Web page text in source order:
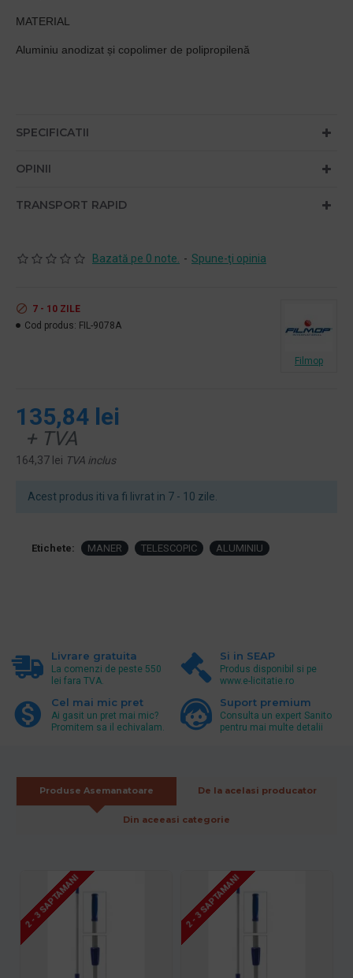
MATERIAL
Aluminiu anodizat și copolimer de polipropilenă
SPECIFICATII
OPINII
TRANSPORT RAPID
Acest produs iti va fi livrat in 7 - 10 zile.
Bazată pe 0 note. - Spune-ţi opinia
135,84 lei
+ TVA
164,37 lei TVA inclus
7 - 10 ZILE
Cod produs: FIL-9078A
Filmop
Etichete: MANER TELESCOPIC ALUMINIU
Livrare gratuita
La comenzi de peste 550
lei fara TVA.
Si in SEAP
Produs disponibil si pe
www.e-licitatie.ro
Cel mai mic pret
Ai gasit un pret mai mic?
Promitem sa il echivalam.
Suport premium
Consulta un expert Sanito
pentru mai multe detalii
Produse Asemanatoare De la acelasi producator
Din aceeasi categorie
2 - 3 SAPTAMANI 2 - 3 SAPTAMANI